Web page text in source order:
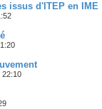
issus d'ITEP en IME
22:10